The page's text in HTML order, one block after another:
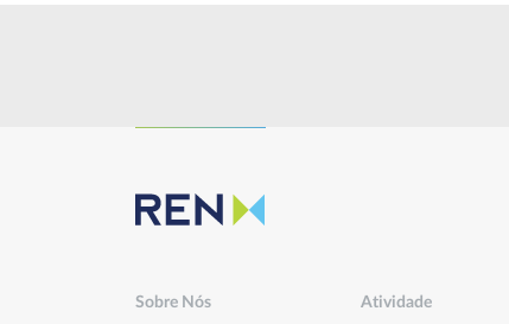
Sobre Nós Atividade